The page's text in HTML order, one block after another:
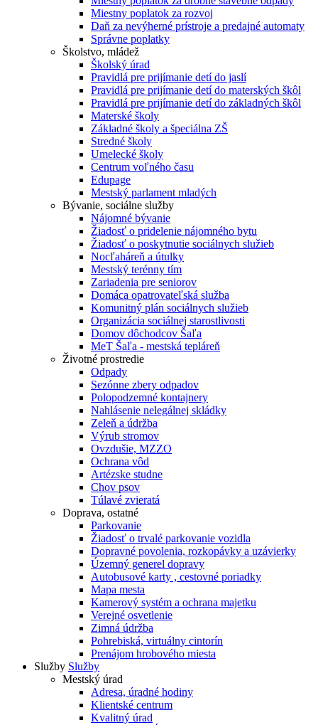
Miestny poplatok za rozvoj
Daň za nevýherné prístroje a predajné automaty
Správne poplatky
Školstvo, mládež
Školský úrad
Pravidlá pre prijímanie detí do jaslí
Pravidlá pre prijímanie detí do materských škôl
Pravidlá pre prijímanie detí do základných škôl
Materské školy
Základné školy a špeciálna ZŠ
Stredné školy
Umelecké školy
Centrum voľného času
Edupage
Mestský parlament mladých
Bývanie, sociálne služby
Nájomné bývanie
Žiadosť o pridelenie nájomného bytu
Žiadosť o poskytnutie sociálnych služieb
Nocľaháreň a útulky
Mestský terénny tím
Zariadenia pre seniorov
Domáca opatrovateľská služba
Komunitný plán sociálnych služieb
Organizácia sociálnej starostlivosti
Domov dôchodcov Šaľa
MeT Šaľa - mestská tepláreň
Životné prostredie
Odpady
Sezónne zbery odpadov
Polopodzemné kontajnery
Nahlásenie nelegálnej skládky
Zeleň a údržba
Výrub stromov
Ovzdušie, MZZO
Ochrana vôd
Artézske studne
Chov psov
Túlavé zvieratá
Doprava, ostatné
Parkovanie
Žiadosť o trvalé parkovanie vozidla
Dopravné povolenia, rozkopávky a uzávierky
Územný generel dopravy
Autobusové karty , cestovné poriadky
Mapa mesta
Kamerový systém a ochrana majetku
Verejné osvetlenie
Zimná údržba
Pohrebiská, virtuálny cintorín
Prenájom hrobového miesta
Služby Služby
Mestský úrad
Adresa, úradné hodiny
Klientské centrum
Kvalitný úrad